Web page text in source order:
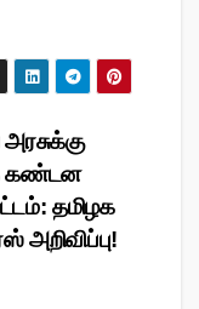
கண்டன
தமிழக
அறிவிப்பு!